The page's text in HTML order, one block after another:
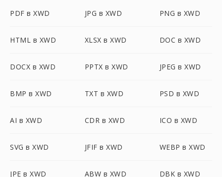
PDF в XWD JPG в XWD PNG в XWD
HTML в XWD XLSX в XWD DOC в XWD
DOCX в XWD PPTX в XWD JPEG в XWD
BMP в XWD TXT в XWD PSD в XWD
AI в XWD CDR в XWD ICO в XWD
SVG в XWD JFIF в XWD WEBP в XWD
JPE в XWD ABW в XWD DBK в XWD